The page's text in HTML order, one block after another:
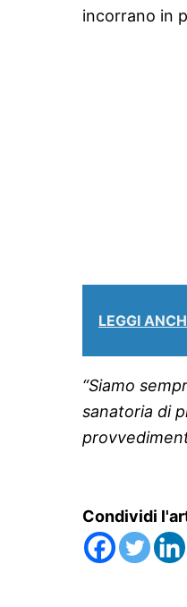
incorrano in
LEGGI
“Siamo
sanatoria di
Condividi